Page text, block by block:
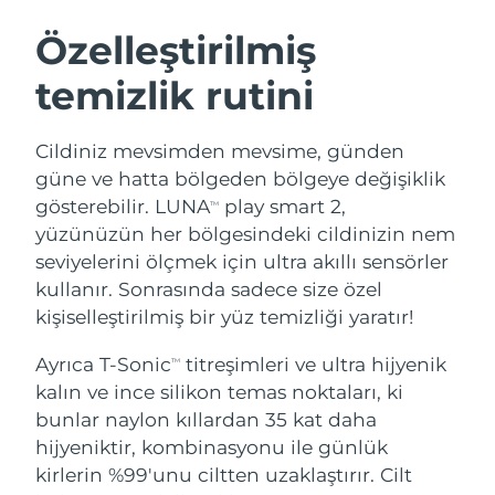
Özelleştirilmiş
temizlik rutini
Cildiniz mevsimden mevsime, günden
güne ve hatta bölgeden bölgeye değişiklik
gösterebilir. LUNATM
play smart 2,
yüzünüzün her bölgesindeki cildinizin nem
seviyelerini ölçmek için ultra akıllı sensörler
kullanır. Sonrasında sadece size özel
kişiselleştirilmiş bir yüz temizliği yaratır!
Ayrıca T-SonicTM
titreşimleri ve ultra hijyenik
kalın ve ince silikon temas noktaları, ki
bunlar naylon kıllardan 35 kat daha
hijyeniktir, kombinasyonu ile günlük
kirlerin %99'unu ciltten uzaklaştırır. Cilt
LUNA™ 4 seti
Anti-aging massage
LUNA™ 4 Plus
Massage, LED heating
LUNA™ 4 Men
For men, anti-aging massage
BEAR™ 2 seti
Microcurrent toning
BEAR™ 2 go
Microcurrent toning on-the-go
BEAR™ 2 eyes & lips
Microcurrent line smoothing device
Nemlendirme
UFO™ 3 seti
Deep facial hydration
UFO™ 3 LED
Near-infrared and red light therapy
device
Ağız bakımı
issa™ 4
Hybrid silicone sonic toothbrush
issa™ 4 plus
Smart hybrid silicone sonic toothbrush
FAQ™ YAŞLANMA KARŞITI BAKIM
Yaşlanma karşıtı LED bakım
Avustralya
Avusturya
Tahmini teslim tarihi
08/08/2026
Bahreyn
Tahmini teslim tarihi
09/08/2026
Belçika
Tahmini teslim tarihi
08/08/2026
Bermuda
Tahmini teslim tarihi
14/08/2026
Bosna-Hersek
Tahmini teslim tarihi
11/08/2026
Tahmini teslim tarihi